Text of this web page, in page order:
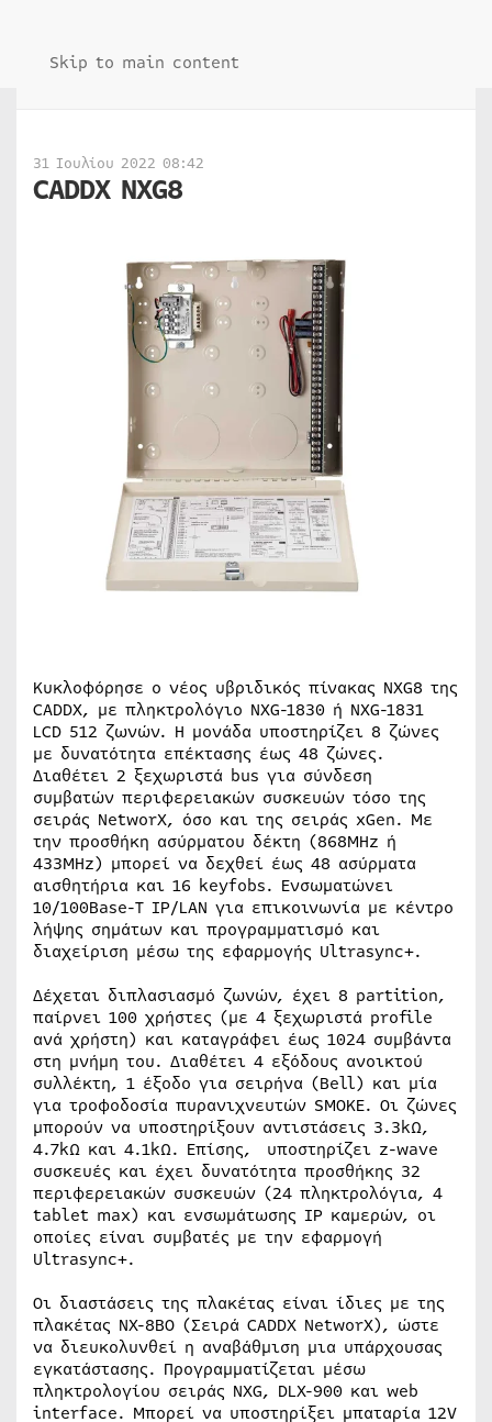
Skip to main content
31 Ιουλίου 2022 08:42
CADDX NXG8
Κυκλοφόρησε ο νέος υβριδικός πίνακας NXG8 της
CADDX, με πληκτρολόγιο NXG-1830 ή NXG-1831
LCD 512 ζωνών. Η μονάδα υποστηρίζει 8 ζώνες
με δυνατότητα επέκτασης έως 48 ζώνες.
Διαθέτει 2 ξεχωριστά bus για σύνδεση
συμβατών περιφερειακών συσκευών τόσο της
σειράς NetworX, όσο και της σειράς xGen. Με
την προσθήκη ασύρματου δέκτη (868MHz ή
433MHz) μπορεί να δεχθεί έως 48 ασύρματα
αισθητήρια και 16 keyfobs. Ενσωματώνει
10/100Base-T IP/LAN για επικοινωνία με κέντρο
λήψης σημάτων και προγραμματισμό και
διαχείριση μέσω της εφαρμογής Ultrasync+.
Δέχεται διπλασιασμό ζωνών, έχει 8 partition,
παίρνει 100 χρήστες (με 4 ξεχωριστά profile
ανά χρήστη) και καταγράφει έως 1024 συμβάντα
στη μνήμη του. Διαθέτει 4 εξόδους ανοικτού
συλλέκτη, 1 έξοδο για σειρήνα (Bell) και μία
για τροφοδοσία πυρανιχνευτών SMOKE. Οι ζώνες
μπορούν να υποστηρίξουν αντιστάσεις 3.3kΩ,
4.7kΩ και 4.1kΩ. Επίσης, υποστηρίζει z-wave
συσκευές και έχει δυνατότητα προσθήκης 32
περιφερειακών συσκευών (24 πληκτρολόγια, 4
tablet max) και ενσωμάτωσης IP καμερών, οι
οποίες είναι συμβατές με την εφαρμογή
Ultrasync+.
Οι διαστάσεις της πλακέτας είναι ίδιες με της
πλακέτας NX-8BO (Σειρά CADDX NetworX), ώστε
να διευκολυνθεί η αναβάθμιση μια υπάρχουσας
εγκατάστασης. Προγραμματίζεται μέσω
πληκτρολογίου σειράς NXG, DLX-900 και web
interface. Μπορεί να υποστηρίξει μπαταρία 12V